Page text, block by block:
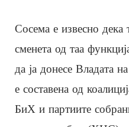
Сосема е извесно дека
сменета од таа
да ја донесе Владата
е составена од
БиХ и партиите